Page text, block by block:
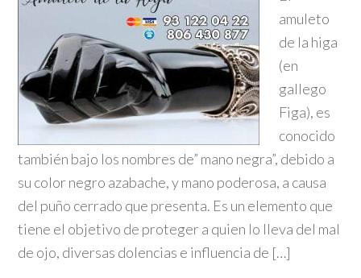
amuleto
de la higa
(en
gallego
Figa), es
conocido
también bajo los nombres de” mano negra”, debido a
su color negro azabache, y mano poderosa, a causa
del puño cerrado que presenta. Es un elemento que
tiene el objetivo de proteger a quien lo lleva del mal
de ojo, diversas dolencias e influencia de […]